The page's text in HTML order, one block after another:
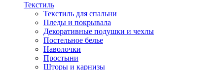
Текстиль
Текстиль для спальни
Пледы и покрывала
Декоративные подушки и чехлы
Постельное белье
Наволочки
Простыни
Шторы и карнизы